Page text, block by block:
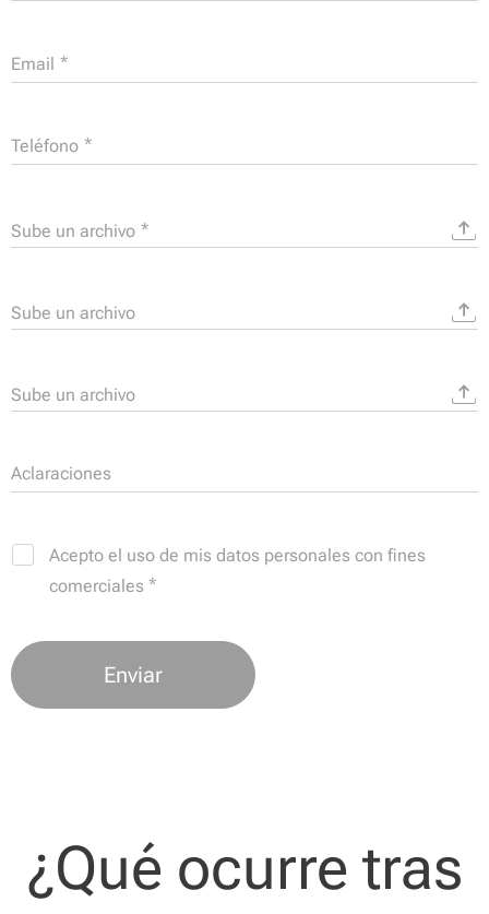
Email
Teléfono
Sube un archivo
Sube un archivo
Sube un archivo
Aclaraciones
Acepto el uso de mis datos personales con fines
comerciales
Enviar
¿Qué ocurre tras